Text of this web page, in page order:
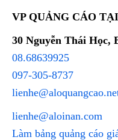
VP QUẢNG CÁO
30 Nguyễn Thái Học,
08.68639925
097-305-8737
lienhe@aloinan.com
Làm bảng quảng cáo